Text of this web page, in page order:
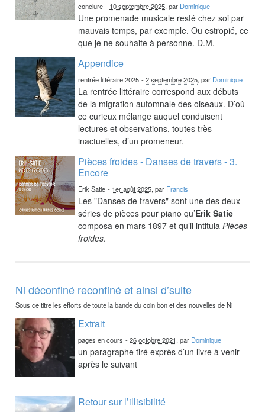
conclure - 10 septembre 2025, par Dominique
Une promenade musicale resté chez soi par
mauvais temps, par exemple. Ou estropié, ce
que je ne souhaite à personne. D.M.
Appendice
rentrée littéraire 2025 -2 septembre 2025, par Dominique
La rentrée littéraire correspond aux débuts
de la migration automnale des oiseaux. D’où
ce curieux mélange auquel conduisent
lectures et observations, toutes très
inactuelles, d’un promeneur.
Pièces froides - Danses de travers - 3.
Encore
Erik Satie - 1er août 2025, par Francis
Les "Danses de travers" sont une des deux
séries de pièces pour piano qu’Erik Satie
composa en mars 1897 et qu’il intitulaPièces
froides.
Ni déconfiné reconfiné et ainsi d’suite
Sous ce titre les efforts de toute la bande du coin bon et des nouvelles de Ni
Extrait
pages en cours -26 octobre 2021, par Dominique
un paragraphe tiré exprès d’un livre à venir
après le suivant
Retour sur l’illisibilité